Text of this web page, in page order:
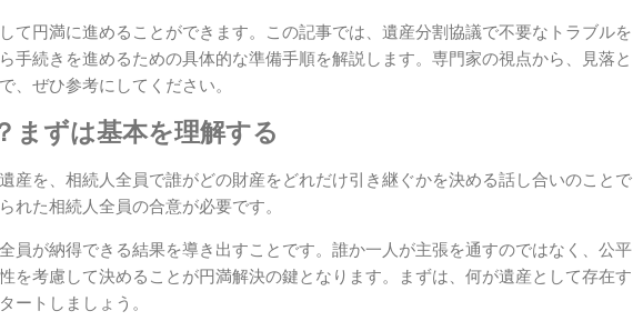
て円満に進めることができます。この記事では、遺産分割協議で不要なトラブルを
手続きを進めるための具体的な準備手順を解説します。専門家の視点から、見落と
、ぜひ参考にしてください。
まずは基本を理解する
産を、相続人全員で誰がどの財産をどれだけ引き継ぐかを決める話し合いのことで
れた相続人全員の合意が必要です。
員が納得できる結果を導き出すことです。誰か一人が主張を通すのではなく、公平
を考慮して決めることが円満解決の鍵となります。まずは、何が遺産として存在す
ートしましょう。